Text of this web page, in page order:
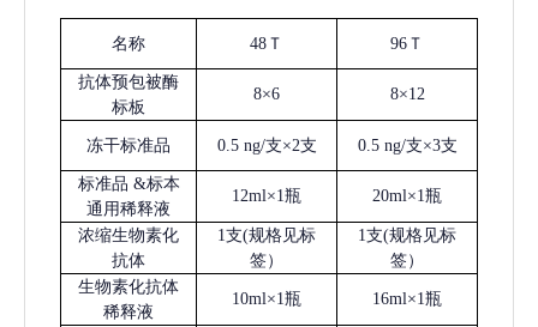
名称 48Ｔ 96Ｔ
抗体预包被酶
标板
8×6 8×12
冻干标准品 0.5 ng/支×2支 0.5 ng/支×3支
标准品 &标本
通用稀释液
12ml×1瓶 20ml×1瓶
浓缩生物素化
抗体
1支(规格见标
签）
1支(规格见标
签）
生物素化抗体
稀释液
10ml×1瓶 16ml×1瓶